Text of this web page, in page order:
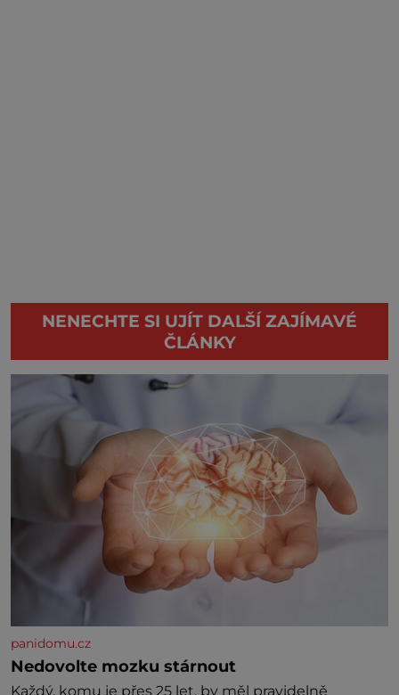
NENECHTE SI UJÍT DALŠÍ ZAJÍMAVÉ
ČLÁNKY
panidomu.cz
Nedovolte mozku stárnout
Každý, komu je přes 25 let, by měl pravidelně